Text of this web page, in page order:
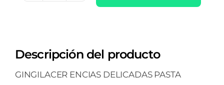
DENTIFRICA
Descripción del producto
GINGILACER ENCIAS DELICADAS PASTA